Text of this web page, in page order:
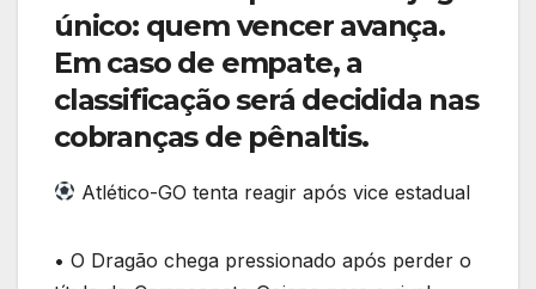
único: quem vencer avança.
Em caso de empate, a
classificação será decidida nas
cobranças de pênaltis.
Atlético-GO tenta reagir após vice estadual
• O Dragão chega pressionado após perder o